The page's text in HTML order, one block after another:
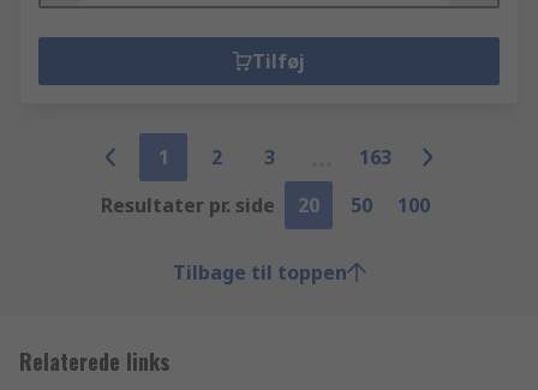
Tilføj
1 2 3
163
Resultater pr. side
20 50 100
Tilbage til toppen
Relaterede links